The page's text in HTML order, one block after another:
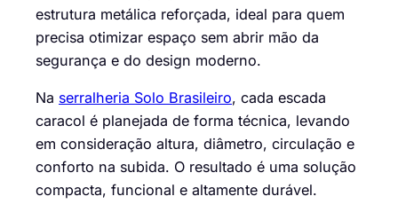
estrutura metálica reforçada, ideal para quem
precisa otimizar espaço sem abrir mão da
segurança e do design moderno.
Na serralheria Solo Brasileiro, cada escada
caracol é planejada de forma técnica, levando
em consideração altura, diâmetro, circulação e
conforto na subida. O resultado é uma solução
compacta, funcional e altamente durável.